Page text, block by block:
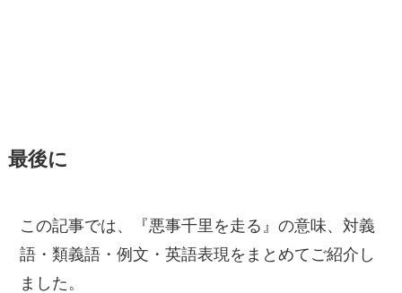
最後に
この記事では、『悪事千里を走る』の意味、対義
語・類義語・例文・英語表現をまとめてご紹介し
ました。